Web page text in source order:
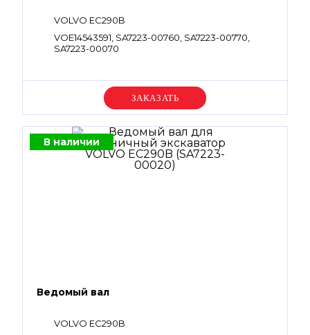
VOLVO EC290B
VOE14543591, SA7223-00760, SA7223-00770,
SA7223-00070
Уточняйте цену
В наличии
Ведомый вал
VOLVO EC290B